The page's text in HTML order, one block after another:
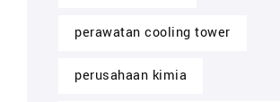
perawatan cooling tower
perusahaan kimia